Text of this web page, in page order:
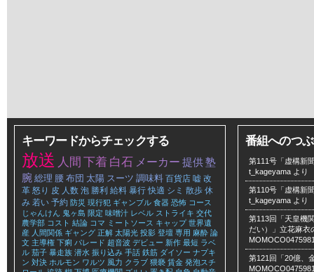
キーワードからチェックする
放送 人間 下着 白石 メーカー 提供塾
腕 総理 腰 布団 太陽 スーツ 調味料 百貨店 嘘 改
革 怒り 皮 人数 泡 勝利 給料 暴行 快適 シミ 散歩 休
み 若い 予約 防災 現行犯 ギャンブル 食器 恐怖 コース
じゃんけん 鬼ヶ島 限定 味噌汁 レベル ストライキ 交代
農学部 コスト 結論 コマ ミートソース キャップ 世界遺
産 人間関係 ギャング 正解 太陽光 投影 登壇 専用 麻酔 論
文 主導権 下痢 パレード 超音波 デビュー 新作 最短 ラベ
ル 茄子 暴走族 潜水 振り込み 手話 鉄筋 ダイソー ナプキ
ン 対決 ホルモン ワルツ 風力 クラブ 猥褻 賃金 発泡スチ
番組へのつ
第111号「虚構新
t_kageyama より
第110号「虚構新
t_kageyama より
第113回「天皇機
だい）」立花麻衣
第121回「20億、